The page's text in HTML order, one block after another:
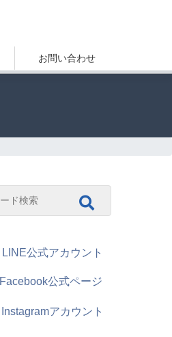
お問い合わせ
LINE公式アカウント
Facebook公式ページ
Instagramアカウント